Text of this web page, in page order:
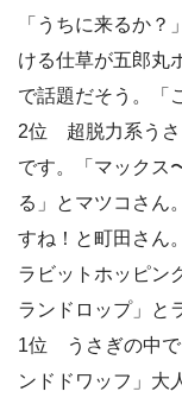
「うちに来るか
ける仕草が五郎丸
で話題だそう。「
2位 超脱力系うさ
です。「マックス
る」とマツコさん
すね！と町田さん。
ラビットホッピン
ランドロップ」と
1位 うさぎの中で
ンドドワッフ」大